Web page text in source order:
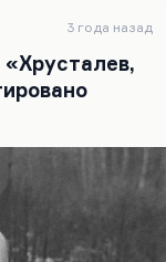
версиях
унылых,
брат с
3 года назад